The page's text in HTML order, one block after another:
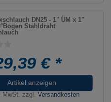
DN25 - 1" ÜM x 1"
Stahldraht
€ *
Artikel anzeigen
MwSt. zzgl.Versandkosten